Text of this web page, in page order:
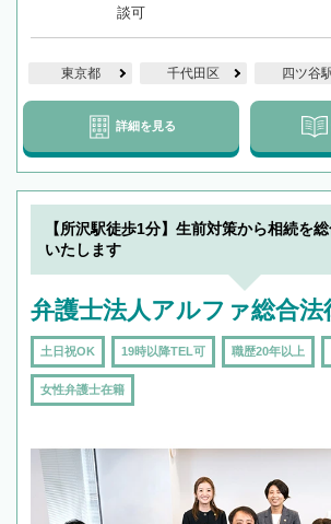
談可
東京都 千代田区 四ツ谷
詳細を見る
【所沢駅徒歩1分】生前対策から相続を
いたします
弁護士法人アルファ総合法
土日祝OK 19時以降TEL可 職歴20年以上
女性弁護士在籍